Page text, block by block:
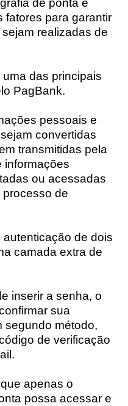
de ponta e
fatores para garantir
realizadas de
das principais
PagBank.
pessoais e
convertidas
transmitidas pela
informações
ou acessadas
de
de dois
camada extra de
inserir a senha, o
sua
segundo método,
de verificação
apenas o
possa acessar e